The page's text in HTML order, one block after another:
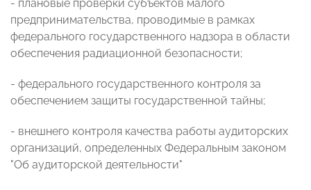
- плановые проверки субъектов малого
предпринимательства, проводимые в рамках
федерального государственного надзора в области
обеспечения радиационной безопасности;
- федерального государственного контроля за
обеспечением защиты государственной тайны;
- внешнего контроля качества работы аудиторских
организаций, определенных Федеральным законом
"Об аудиторской деятельности"